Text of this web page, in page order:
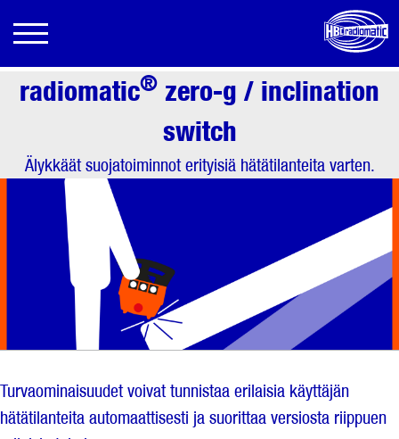
radiomatic® zero-g / inclination
switch
Älykkäät suojatoiminnot erityisiä hätätilanteita varten.
Turvaominaisuudet voivat tunnistaa erilaisia käyttäjän
hätätilanteita automaattisesti ja suorittaa versiosta riippuen